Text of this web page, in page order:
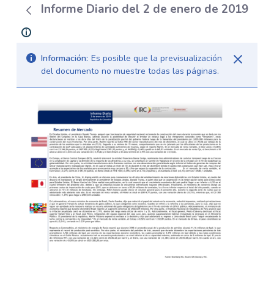
Informe Diario del 2 de enero de 2019
Información: Es posible que la previsualización
del documento no muestre todas las páginas.